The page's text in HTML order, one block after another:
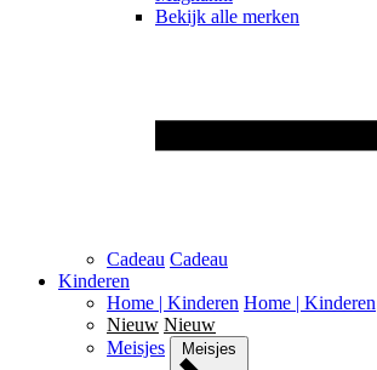
Bekijk alle merken
Cadeau Cadeau
Kinderen
Home | Kinderen Home | Kinderen
Nieuw Nieuw
Meisjes
Meisjes